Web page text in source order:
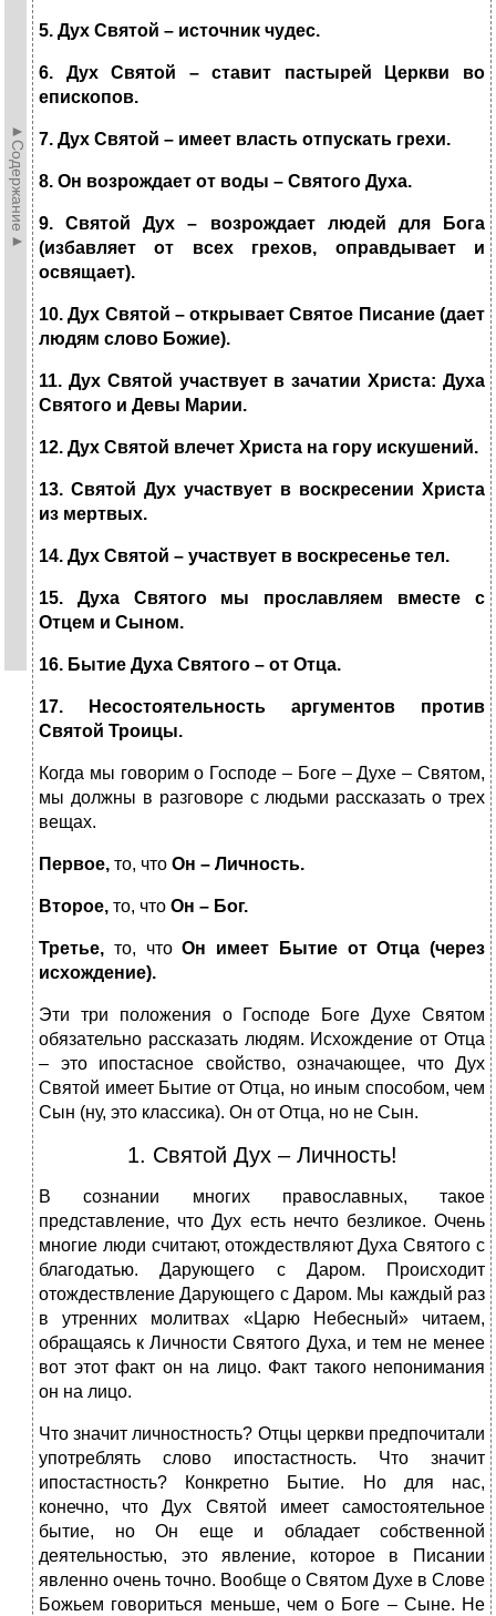
►Содержание►
5. Дух Святой – источник чудес.
6. Дух Святой – ставит пастырей Церкви во
епископов.
7. Дух Святой – имеет власть отпускать грехи.
8. Он возрождает от воды – Святого Духа.
9. Святой Дух – возрождает людей для Бога
(избавляет от всех грехов, оправдывает и
освящает).
10. Дух Святой – открывает Святое Писание (дает
людям слово Божие).
11. Дух Святой участвует в зачатии Христа: Духа
Святого и Девы Марии.
12. Дух Святой влечет Христа на гору искушений.
13. Святой Дух участвует в воскресении Христа
из мертвых.
14. Дух Святой – участвует в воскресенье тел.
15. Духа Святого мы прославляем вместе с
Отцем и Сыном.
16. Бытие Духа Святого – от Отца.
17. Несостоятельность аргументов против
Святой Троицы.
Когда мы говорим о Господе – Боге – Духе – Святом,
мы должны в разговоре с людьми рассказать о трех
вещах.
Первое, то, что Он – Личность.
Второе, то, что Он – Бог.
Третье, то, чтоОн имеет Бытие от Отца (через
исхождение).
Эти три положения о Господе Боге Духе Святом
обязательно рассказать людям. Исхождение от Отца
– это ипостасное свойство, означающее, что Дух
Святой имеет Бытие от Отца, но иным способом, чем
Сын (ну, это классика). Он от Отца, но не Сын.
1. Святой Дух – Личность!
В сознании многих православных, такое
представление, что Дух есть нечто безликое. Очень
многие люди считают, отождествляют Духа Святого с
благодатью. Дарующего с Даром. Происходит
отождествление Дарующего с Даром. Мы каждый раз
в утренних молитвах «Царю Небесный» читаем,
обращаясь к Личности Святого Духа, и тем не менее
вот этот факт он на лицо. Факт такого непонимания
он на лицо.
Что значит личностность? Отцы церкви предпочитали
употреблять слово ипостастность. Что значит
ипостастность? Конкретно Бытие. Но для нас,
конечно, что Дух Святой имеет самостоятельное
бытие, но Он еще и обладает собственной
деятельностью, это явление, которое в Писании
явленно очень точно. Вообще о Святом Духе в Слове
Божьем говориться меньше, чем о Боге – Сыне. Не